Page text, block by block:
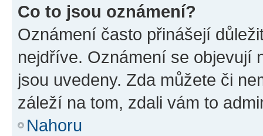
Co to jsou oznámení?
Oznámení často přinášejí
nejdříve. Oznámení se objevují
jsou uvedeny. Zda můžete či
záleží na tom, zdali vám to
Nahoru